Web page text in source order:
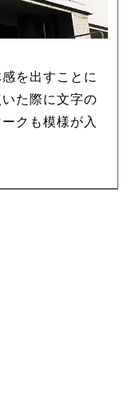
を出すことに
た際に文字の
クも模様が入